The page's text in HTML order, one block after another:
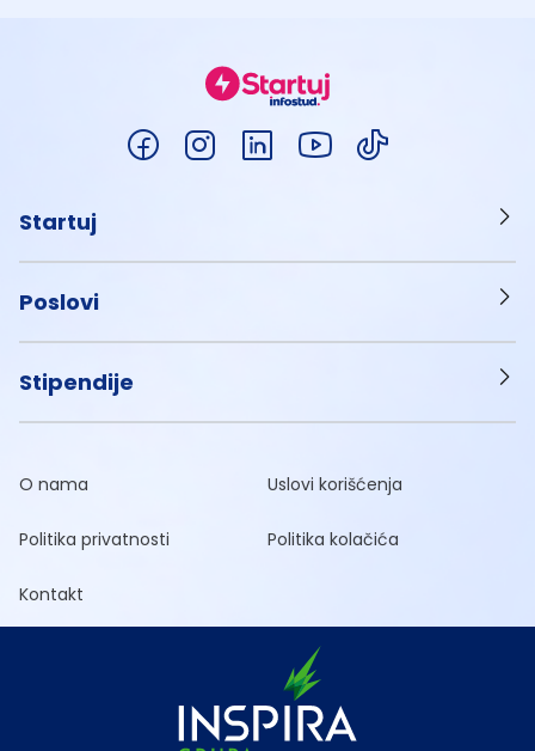
Startuj
Poslovi
Stipendije
O nama Uslovi korišćenja
Politika privatnosti Politika kolačića
Kontakt